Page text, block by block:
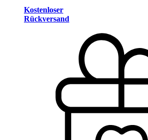
Kostenloser
Rückversand